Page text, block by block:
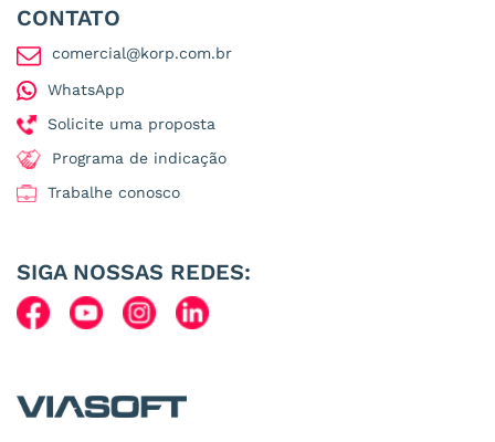
CONTATO
comercial@korp.com.br
WhatsApp
Solicite uma proposta
Programa de indicação
Trabalhe conosco
SIGA NOSSAS REDES: